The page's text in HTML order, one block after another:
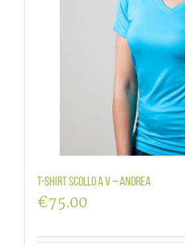
T-Shirt scollo a V – Andrea
€75.00